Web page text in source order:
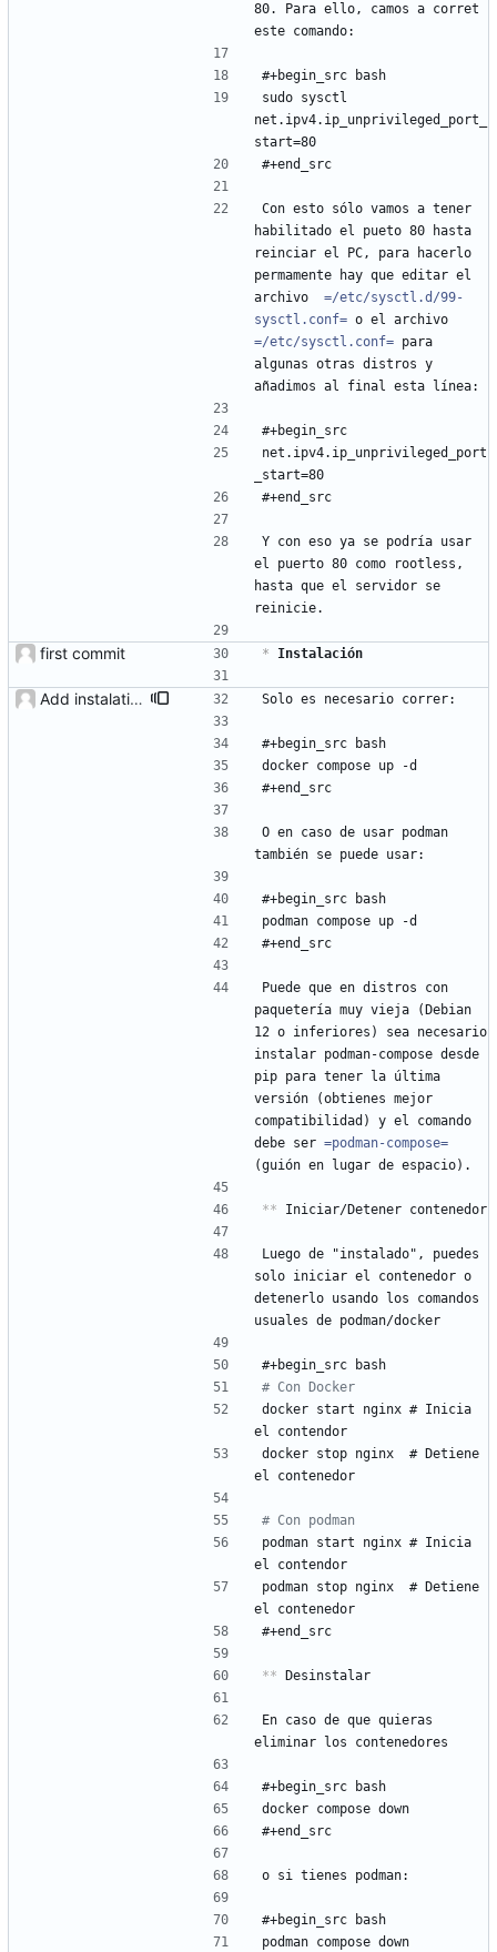
80. Para ello, camos a corret
este comando:
#+begin_src bash
sudo sysctl
net.ipv4.ip_unprivileged_port_
start=80
#+end_src
Con esto sólo vamos a tener
habilitado el pueto 80 hasta
reinciar el PC, para hacerlo
permamente hay que editar el
archivo =/etc/sysctl.d/99-
sysctl.conf=
=/etc/sysctl.conf= para
algunas otras distros y
añadimos al final esta línea:
#+begin_src
net.ipv4.ip_unprivileged_port
_start=80
#+end_src
Y con eso ya se podría usar
el puerto 80 como rootless,
hasta que el servidor se
reinicie.
first commit * Instalación
Add instalation config. Solo es necesario correr:
#+begin_src bash
docker compose up -d
#+end_src
O en caso de usar podman
también se puede usar:
#+begin_src bash
podman compose up -d
#+end_src
Puede que en distros con
paquetería muy vieja (Debian
12 o inferiores) sea necesario
instalar podman-compose desde
pip para tener la última
versión (obtienes mejor
compatibilidad) y el comando
debe ser =podman-compose=
(guión en lugar de espacio).
** Iniciar/Detener contenedor
Luego de "instalado", puedes
solo iniciar el contenedor o
detenerlo usando los comandos
usuales de podman/docker
#+begin_src bash
# Con Docker
docker start nginx # Inicia
el contendor
docker stop nginx  # Detiene
el contenedor
# Con podman
podman start nginx # Inicia
el contendor
podman stop nginx  # Detiene
el contenedor
#+end_src
** Desinstalar
En caso de que quieras
eliminar los contenedores
#+begin_src bash
docker compose down
#+end_src
o si tienes podman:
#+begin_src bash
podman compose down